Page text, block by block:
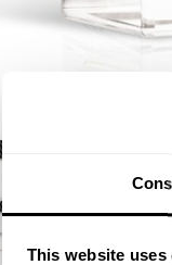
This website uses